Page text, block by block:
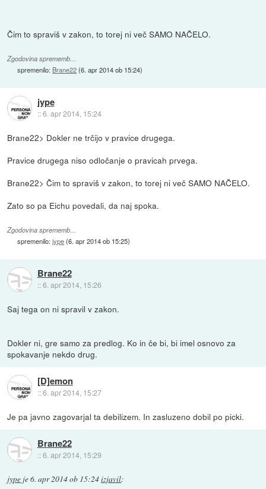
Čim to spraviš v zakon, to torej ni več SAMO NAČELO.
Zgodovina sprememb…
spremenilo: Brane22(6. apr 2014 ob 15:24)
jype
::6. apr 2014, 15:24
Brane22> Dokler ne trčijo v pravice drugega.
Pravice drugega niso odločanje o pravicah prvega.
Brane22> Čim to spraviš v zakon, to torej ni več SAMO NAČELO.
Zato so pa Eichu povedali, da naj spoka.
Zgodovina sprememb…
spremenilo:jype(6. apr 2014 ob 15:25)
Brane22
::6. apr 2014, 15:26
Saj tega on ni spravil v zakon.
Dokler ni, gre samo za predlog. Ko in če bi, bi imel osnovo za
spokavanje nekdo drug.
[D]emon
::6. apr 2014, 15:27
Je pa javno zagovarjal ta debilizem. In zasluzeno dobil po picki.
Brane22
::6. apr 2014, 15:29
jype je6. apr 2014 ob 15:24izjavil: